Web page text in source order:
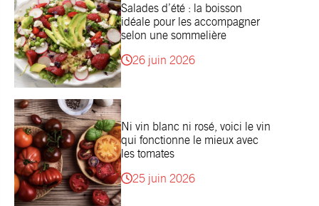
Salades d’été : la boisson
idéale pour les accompagner
selon une sommelière
26 juin 2026
Ni vin blanc ni rosé, voici le vin
qui fonctionne le mieux avec
les tomates
25 juin 2026